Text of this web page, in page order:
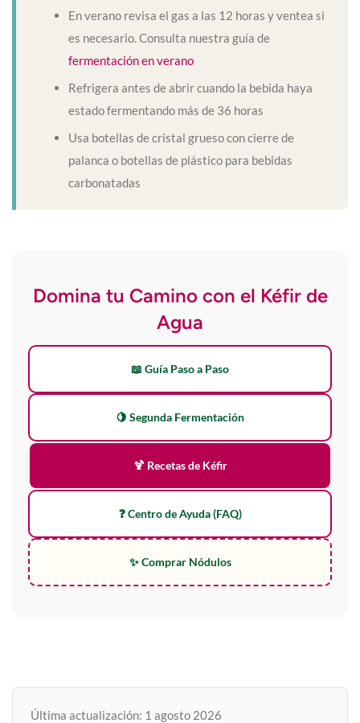
En verano revisa el gas a las 12 horas y ventea si
es necesario. Consulta nuestra guía de
fermentación en verano
Refrigera antes de abrir cuando la bebida haya
estado fermentando más de 36 horas
Usa botellas de cristal grueso con cierre de
palanca o botellas de plástico para bebidas
carbonatadas
Domina tu Camino con el Kéfir de
Agua
📖 Guía Paso a Paso
🍋 Segunda Fermentación
🍹 Recetas de Kéfir
❓ Centro de Ayuda (FAQ)
✨ Comprar Nódulos
Última actualización: 1 agosto 2026